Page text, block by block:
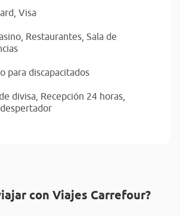
Visa
Restaurantes, Sala de
para discapacitados
divisa, Recepción 24 horas,
con Viajes Carrefour?